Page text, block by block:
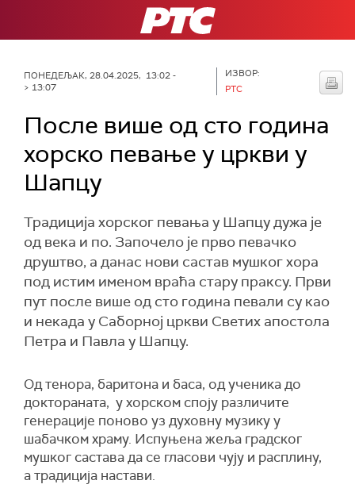
РТС
ПОНЕДЕЉАК, 28.04.2025, 13:02 -
> 13:07
ИЗВОР:
РТС
После више од сто година
хорско певање у цркви у
Шапцу
Традиција хорског певања у Шапцу дужа је
од века и по. Започело је прво певачко
друштво, а данас нови састав мушког хора
под истим именом враћа стару праксу. Први
пут после више од сто година певали су као
и некада у Саборној цркви Светих апостола
Петра и Павла у Шапцу.
Од тенора, баритона и баса, од ученика до
доктораната, у хорском споју различите
генерације поново уз духовну музику у
шабачком храму. Испуњена жеља градског
мушког састава да се гласови чују и расплину,
а традиција настави.